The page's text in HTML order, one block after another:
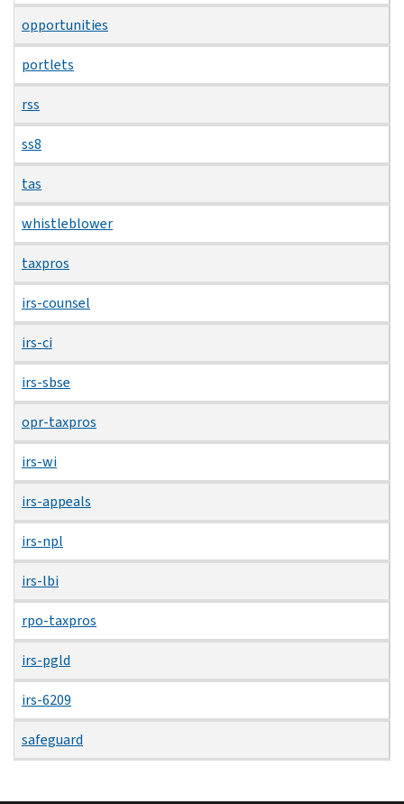
opportunities
portlets
rss
ss8
tas
whistleblower
taxpros
irs-counsel
irs-ci
irs-sbse
opr-taxpros
irs-wi
irs-appeals
irs-npl
irs-lbi
rpo-taxpros
irs-pgld
irs-6209
safeguard